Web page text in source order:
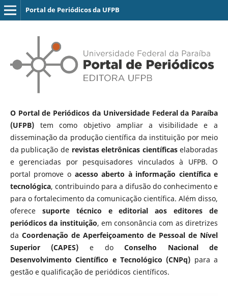
Portal de Periódicos da UFPB
O Portal de Periódicos da Universidade Federal da Paraíba
(UFPB)tem como objetivo ampliar a visibilidade e a
disseminação da produção científica da instituição por meio
da publicação de revistas eletrônicas científicaselaboradas
e gerenciadas por pesquisadores vinculados à UFPB. O
portal promove o acesso aberto à informação científica e
tecnológica, contribuindo para a difusão do conhecimento e
para o fortalecimento da comunicação científica. Além disso,
oferece suporte técnico e editorial aos editores de
periódicos da instituição, em consonância com as diretrizes
da Coordenação de Aperfeiçoamento de Pessoal de Nível
Superior (CAPES) e doConselho Nacional de
Desenvolvimento Científico e Tecnológico (CNPq) para a
gestão e qualificação de periódicos científicos.